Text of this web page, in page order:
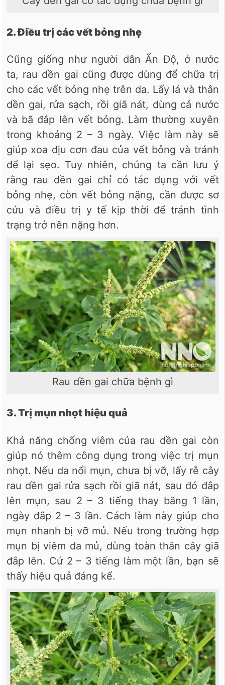
2. Điều trị các vết bỏng nhẹ
Cũng giống như người dân Ấn Độ, ở nước
ta, rau dền gai cũng được dùng để chữa trị
cho các vết bỏng nhẹ trên da. Lấy lá và thân
dền gai, rửa sạch, rồi giã nát, dùng cả nước
và bã đắp lên vết bỏng. Làm thường xuyên
trong khoảng 2 – 3 ngày. Việc làm này sẽ
giúp xoa dịu cơn đau của vết bỏng và tránh
để lại sẹo. Tuy nhiên, chúng ta cần lưu ý
rằng rau dền gai chỉ có tác dụng với vết
bỏng nhẹ, còn vết bỏng nặng, cần được sơ
cứu và điều trị y tế kịp thời để tránh tình
trạng trở nên nặng hơn.
Rau dền gai chữa bệnh gì
3. Trị mụn nhọt hiệu quả
Khả năng chống viêm của rau dền gai còn
giúp nó thêm công dụng trong việc trị mụn
nhọt. Nếu da nổi mụn, chưa bị vỡ, lấy rễ cây
rau dền gai rửa sạch rồi giã nát, sau đó đắp
lên mụn, sau 2 – 3 tiếng thay băng 1 lần,
ngày đắp 2 – 3 lần. Cách làm này giúp cho
mụn nhanh bị vỡ mủ. Nếu trong trường hợp
mụn bị viêm da mủ, dùng toàn thân cây giã
đắp lên. Cứ 2 – 3 tiếng làm một lần, bạn sẽ
thấy hiệu quả đáng kể.